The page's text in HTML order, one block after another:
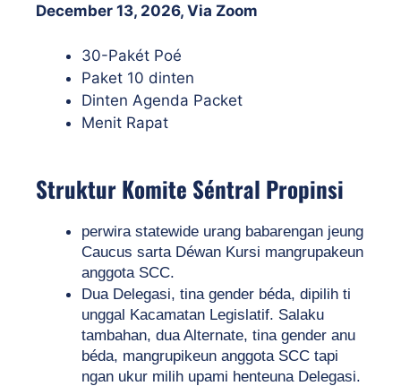
December 13, 2026, Via Zoom
30-Pakét Poé
Paket 10 dinten
Dinten Agenda Packet
Menit Rapat
Struktur Komite Séntral Propinsi
perwira statewide urang babarengan jeung
Caucus sarta Déwan Kursi mangrupakeun
anggota SCC.
Dua Delegasi, tina gender béda, dipilih ti
unggal Kacamatan Legislatif. Salaku
tambahan, dua Alternate, tina gender anu
béda, mangrupikeun anggota SCC tapi
ngan ukur milih upami henteuna Delegasi.